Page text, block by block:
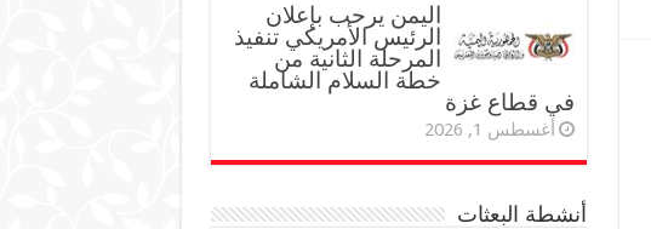
اليمن يرحب بإعلان
الرئيس الأمريكي تنفيذ
المرحلة الثانية من
خطة السلام الشاملة
في قطاع غزة
أغسطس 1, 2026
أنشطة البعثات